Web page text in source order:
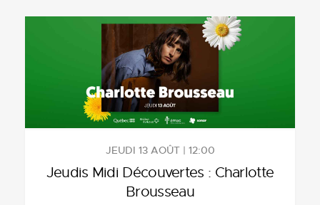
JEUDI 13 AOÛT | 12:00
Jeudis Midi Découvertes : Charlotte
Brousseau